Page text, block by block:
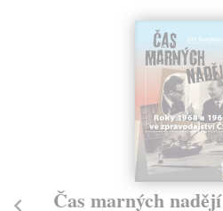
Shakespearova Anglie